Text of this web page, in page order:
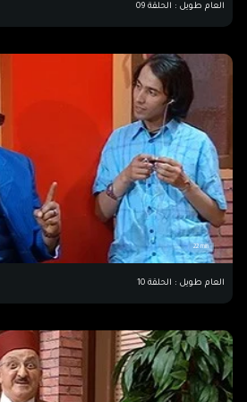
العام طويل : الحلقة 09
22 min
العام طويل : الحلقة 10